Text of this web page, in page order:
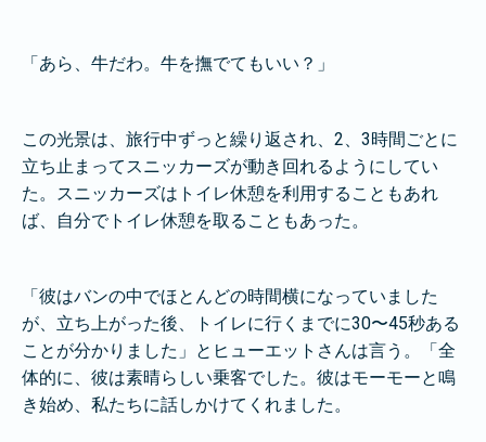
「あら、牛だわ。牛を撫でてもいい？」
この光景は、旅行中ずっと繰り返され、2、3時間ごとに
立ち止まってスニッカーズが動き回れるようにしてい
た。スニッカーズはトイレ休憩を利用することもあれ
ば、自分でトイレ休憩を取ることもあった。
「彼はバンの中でほとんどの時間横になっていました
が、立ち上がった後、トイレに行くまでに30〜45秒ある
ことが分かりました」とヒューエットさんは言う。「全
体的に、彼は素晴らしい乗客でした。彼はモーモーと鳴
き始め、私たちに話しかけてくれました。